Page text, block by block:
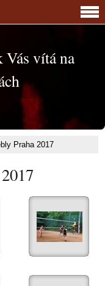
Vás vítá na
Praha 2017